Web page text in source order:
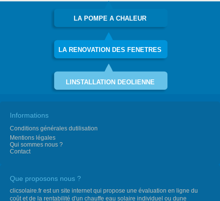
LA POMPE A CHALEUR
LA RENOVATION DES FENETRES
LINSTALLATION DEOLIENNE
Informations
Conditions générales dutilisation
Mentions légales
Qui sommes nous ?
Contact
Que proposons nous ?
clicsolaire.fr est un site internet qui propose une évaluation en ligne du
coût et de la rentabilité d'un chauffe eau solaire individuel ou dune